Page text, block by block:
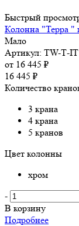
Быстрый
Колонна "Терра "
Мало
Артикул: TW-Т-
от 16 445 ₽
16 445 ₽
Количество
3 крана
4 крана
5 кранов
Цвет колонны
хром
-
В корзину
Подробнее